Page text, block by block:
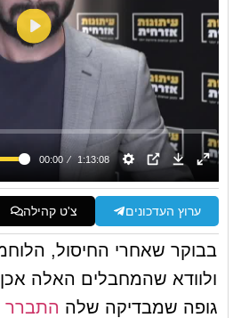
ערוץ העדכונים צ'ט קהילה
בבוקר שאחרי החיסול,
ולוודא שהמחבלים האלה
גופה שמבדיקה שלה התברר